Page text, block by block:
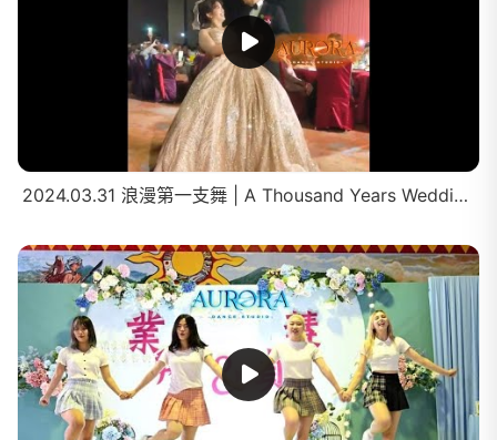
2024.03.31 浪漫第一支舞 | A Thousand Years Wedding Dance